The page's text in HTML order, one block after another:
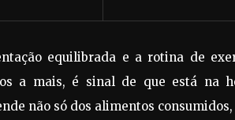
equilibrada e a rotina de
a mais, é sinal de que está na
não só dos alimentos